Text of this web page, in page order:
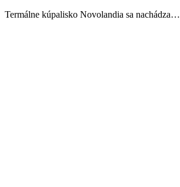
Termálne kúpalisko Novolandia sa nachádza…